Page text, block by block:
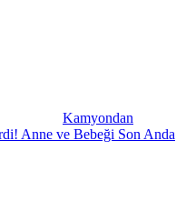
Kamyondan
Anne ve Bebeği Son Anda